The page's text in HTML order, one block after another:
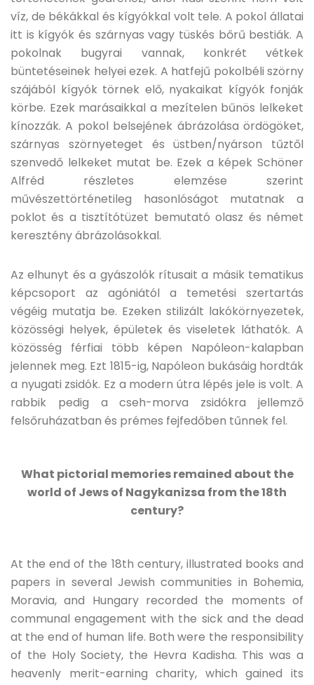
víz, de békákkal és kígyókkal volt tele. A pokol állatai
itt is kígyók és szárnyas vagy tüskés bőrű bestiák. A
pokolnak bugyrai vannak, konkrét vétkek
büntetéseinek helyei ezek. A hatfejű pokolbéli szörny
szájából kígyók törnek elő, nyakaikat kígyók fonják
körbe. Ezek marásaikkal a mezítelen bűnös lelkeket
kínozzák. A pokol belsejének ábrázolása ördögöket,
szárnyas szörnyeteget és üstben/nyárson tűztől
szenvedő lelkeket mutat be. Ezek a képek Schöner
Alfréd részletes elemzése szerint
művészettörténetileg hasonlóságot mutatnak a
poklot és a tisztítótüzet bemutató olasz és német
keresztény ábrázolásokkal.
Az elhunyt és a gyászolók rítusait a másik tematikus
képcsoport az agóniától a temetési szertartás
végéig mutatja be. Ezeken stilizált lakókörnyezetek,
közösségi helyek, épületek és viseletek láthatók. A
közösség férfiai több képen Napóleon-kalapban
jelennek meg. Ezt 1815-ig, Napóleon bukásáig hordták
a nyugati zsidók. Ez a modern útra lépés jele is volt. A
rabbik pedig a cseh-morva zsidókra jellemző
felsőruházatban és prémes fejfedőben tűnnek fel.
What pictorial memories remained about the
world of Jews of Nagykanizsa from the 18th
century?
At the end of the 18th century, illustrated books and
papers in several Jewish communities in Bohemia,
Moravia, and Hungary recorded the moments of
communal engagement with the sick and the dead
at the end of human life. Both were the responsibility
of the Holy Society, the Hevra Kadisha. This was a
heavenly merit-earning charity, which gained its